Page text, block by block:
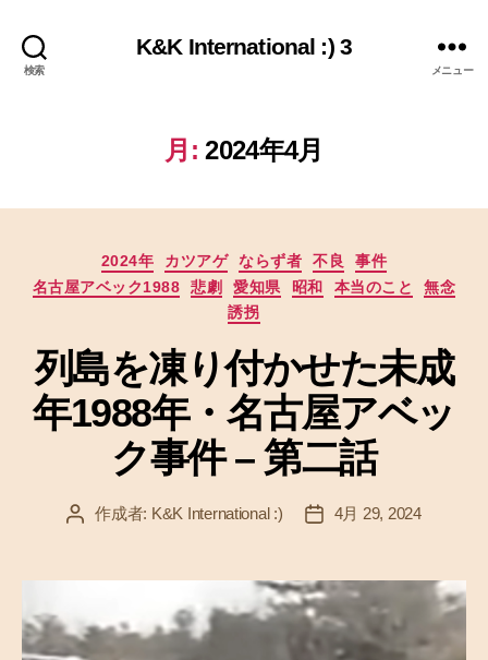
検索
K&K International :) 3
メニュー
月: 2024年4月
カ
テ
ゴ
リ
ー
2024年 カツアゲ ならず者 不良
事件
名古屋アベック1988
悲劇 愛知県 昭和 本当のこと
無念
誘拐
列島を凍り付かせた未成
年1988年・名古屋アベッ
ク事件 – 第二話
投 作成者: K&K International :)
投 4月 29, 2024